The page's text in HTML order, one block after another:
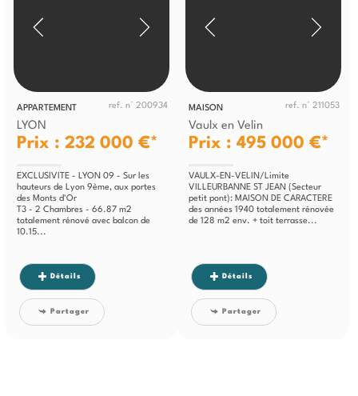
APPARTEMENT ref. n° 200934
LYON
Prix : 232 000 €*
EXCLUSIVITE - LYON 09 - Sur les
hauteurs de Lyon 9ème, aux portes
des Monts d'Or
T3 - 2 Chambres - 66.87 m2
totalement rénové avec balcon de
10.15...
Détails
Partager
MAISON ref. n° 211053
Vaulx en Velin
Prix : 495 000 €*
VAULX-EN-VELIN/Limite
VILLEURBANNE ST JEAN (Secteur
petit pont): MAISON DE CARACTERE
des années 1940 totalement rénovée
de 128 m2 env. + toit terrasse...
Détails
Partager